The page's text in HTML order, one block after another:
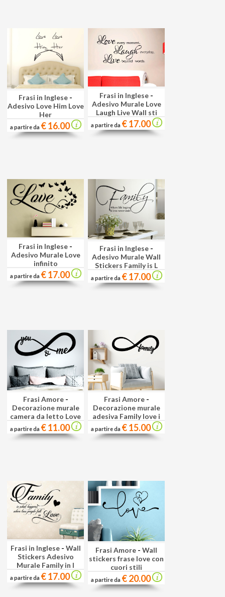
Frasi in Inglese -
Adesivo Love Him Love
Her
a partire da € 16.00
Frasi in Inglese -
Adesivo Murale Love
Laugh Live Wall sti
a partire da € 17.00
Frasi in Inglese -
Adesivo Murale Love
infinito
a partire da € 17.00
Frasi in Inglese -
Adesivo Murale Wall
Stickers Family is L
a partire da € 17.00
Frasi Amore -
Decorazione murale
camera da letto Love
a partire da € 11.00
Frasi Amore -
Decorazione murale
adesiva Family love i
a partire da € 15.00
Frasi in Inglese - Wall
Stickers Adesivo
Murale Family in l
a partire da € 17.00
Frasi Amore - Wall
stickers frase love con
cuori stili
a partire da € 20.00